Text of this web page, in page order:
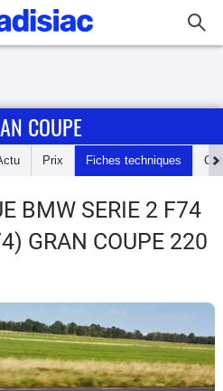
COUPE
Prix Fiches techniques
BMW SERIE 2 F74
GRAN COUPE 220